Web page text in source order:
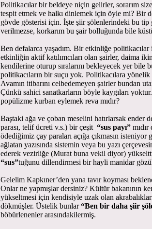
Politikacılar bir beldeye niçin gelirler, sorarım
tespit etmek ve halkı dinlemek için öyle mi? Bir
gövde gösterisi için. İşte şiir şölenlerindeki bu
verilmezse, korkarım bu şair bolluğunda bile
Ben defalarca yaşadım. Bir etkinliğe politikacılar
etkinliğin aktif katılımcıları olan şairler, daima
kendilerine oturup sıralarını bekleyecek yer bile
politikacıların bir suçu yok. Politikacılara
Avamın itibarını celbedemeyen şairler bundan
Çünkü sahici sanatkarların böyle kaygıları
popülizme kurban eylemek reva mıdır?
Baştaki ağa ve çoban meselini hatırlarsak ender
parası, telif ücreti v.s.) bir çeşit “sus payı”
ödediğimiz çay paraları açığa çıkmasın
ağlatan yazısında sistemin veya bu yazı
ederek vezirliğe (Murat buna vekil diyor)
“sus”tuğunu dillendirmesi bir hayli manidar
Gelelim Kapkıner’den yana tavır koyması
Onlar ne yapmışlar dersiniz? Kültür bakanının
yükseltmesi için kendisiyle uzak olan
dökmüşler. Üstelik bunlar“Ben bir daha şiir
böbürlenenler arasındakilermiş.